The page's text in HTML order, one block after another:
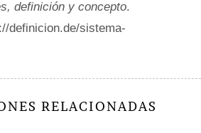
definición y concepto.
definicion.de/sistema-
RELACIONADAS